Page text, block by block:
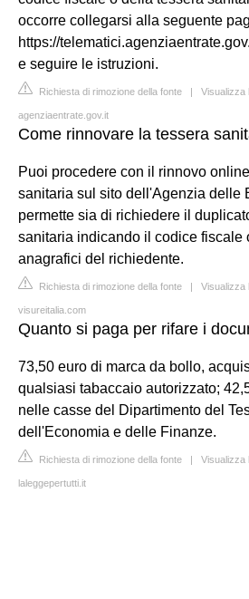
occorre collegarsi alla seguente
https://
e seguire le istruzioni.
Richiesta di rimozione della fonte | Visualizza
agenziaentrate.gov.it
Come rinnovare la tessera
Puoi procedere con il rinnovo
sanitaria sul sito dell'Agenzia delle
permette sia di richiedere il
sanitaria indicando il codice fiscale
anagrafici del richiedente.
Richiesta di rimozione della fonte | Visualizza
visureitalia.com
Quanto si paga per rifare i
73,50 euro di marca da bollo,
qualsiasi tabaccaio autorizzato;
nelle casse del Dipartimento del
dell'Economia e delle Finanze.
Richiesta di rimozione della fonte | Visualizza
laleggepertutti.it